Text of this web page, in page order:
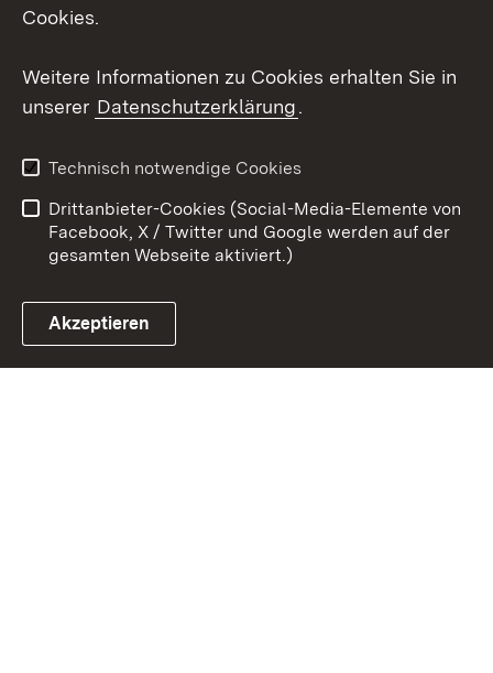
Youtube
Link zum Landesportal
Kontakt
Datenschutz
Barrierefreiheit
Impressum Cookies
Cookies.
Weitere Informationen zu Cookies erhalten Sie in
unserer Datenschutzerklärung.
Technisch notwendige Cookies
Drittanbieter-Cookies (Social-Media-Elemente von
Facebook, X / Twitter und Google werden auf der
gesamten Webseite aktiviert.)
Akzeptieren